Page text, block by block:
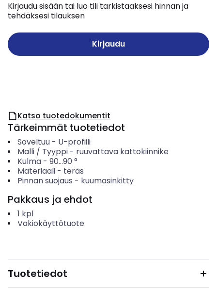
Kirjaudu sisään tai luo tili tarkistaaksesi hinnan ja
tehdäksesi tilauksen
Kirjaudu
Katso tuotedokumentit
Tärkeimmät tuotetiedot
Soveltuu- U-profiili
Malli / Tyyppi- ruuvattava kattokiinnike
Kulma- 90...90 °
Materiaali- teräs
Pinnan suojaus - kuumasinkitty
Pakkaus ja ehdot
1 kpl
Vakiokäyttötuote
Tuotetiedot